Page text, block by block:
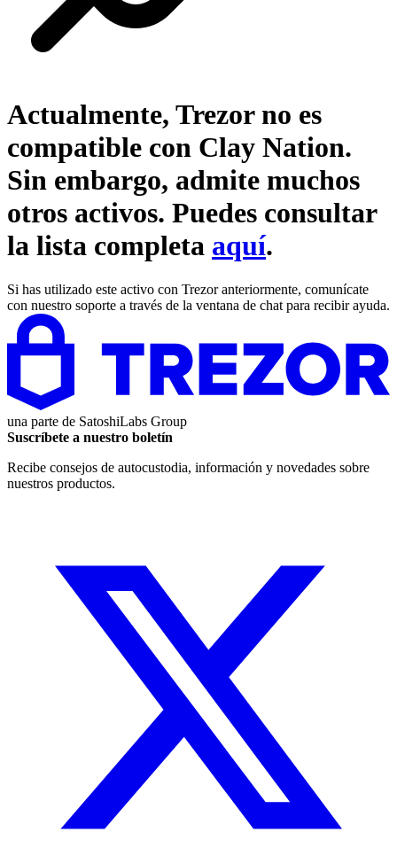
Actualmente, Trezor no es
compatible con Clay Nation.
Sin embargo, admite muchos
otros activos. Puedes consultar
la lista completa aquí.
Si has utilizado este activo con Trezor anteriormente, comunícate
con nuestro soporte a través de la ventana de chat para recibir ayuda.
una parte de SatoshiLabs Group
Suscríbete a nuestro boletín
Recibe consejos de autocustodia, información y novedades sobre
nuestros productos.